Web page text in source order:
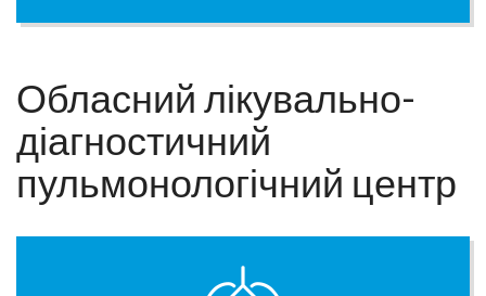
Обласний лікувально-
діагностичний
пульмонологічний центр